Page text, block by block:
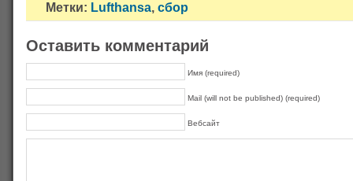
Метки: Lufthansa, сбор
Оставить комментарий
Имя (required)
Mail (will not be published) (required)
Вебсайт